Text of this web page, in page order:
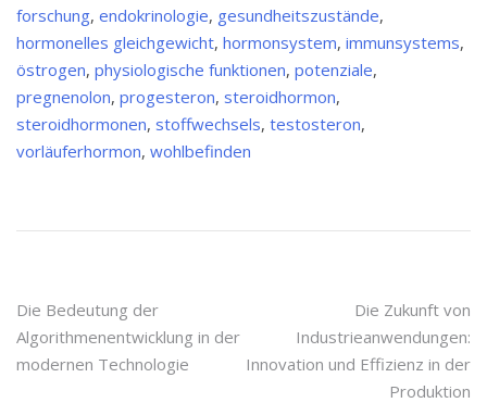
forschung, endokrinologie, gesundheitszustände,
hormonelles gleichgewicht, hormonsystem, immunsystems,
östrogen, physiologische funktionen, potenziale,
pregnenolon, progesteron, steroidhormon,
steroidhormonen, stoffwechsels, testosteron,
vorläuferhormon, wohlbefinden
Beitragsnavigation
Die Bedeutung der
Algorithmenentwicklung in der
modernen Technologie
Die Zukunft von
Industrieanwendungen:
Innovation und Effizienz in der
Produktion